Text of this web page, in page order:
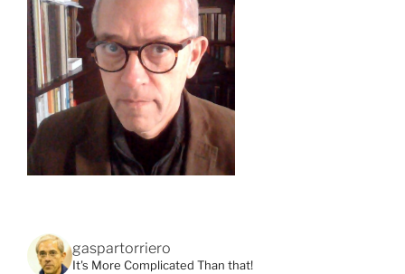
gaspartorriero
It's More Complicated Than that!